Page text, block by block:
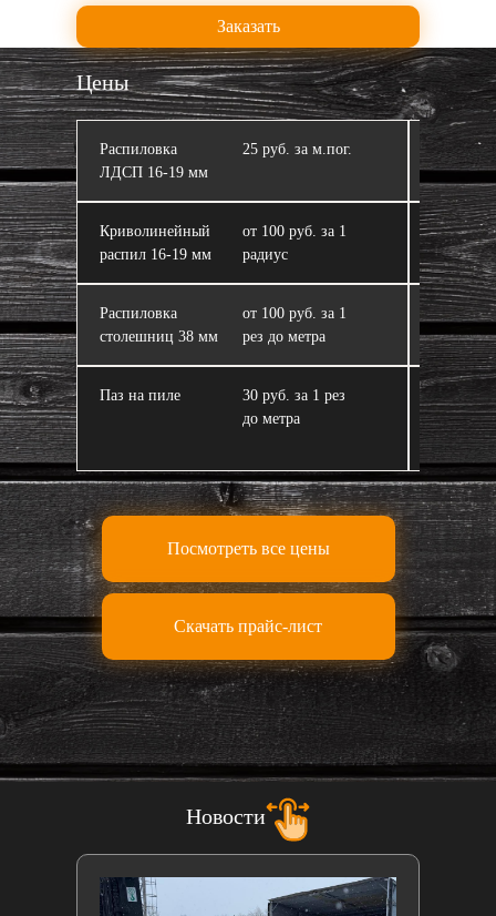
Заказать
Цены
Распиловка
ЛДСП 16‑19 мм
25 руб. за м.пог.
Криволинейный
распил 16‑19 мм
от 100 руб. за 1
радиус
ЛДСП
Распиловка
столешниц 38 мм
от 100 руб. за 1
рез до метра
Склейка
из ЛДСП
Паз на пиле
30 руб. за 1 рез
до метра
Завал
Посмотреть все цены
Скачать прайс-лист
Новости